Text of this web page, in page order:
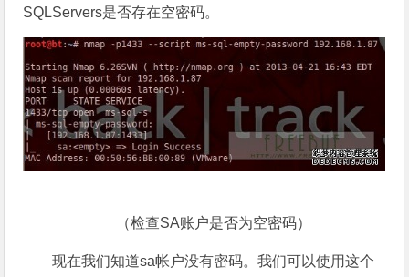
SQLServers是否存在空密码。
（检查SA账户是否为空密码）
现在我们知道sa帐户没有密码。我们可以使用这个